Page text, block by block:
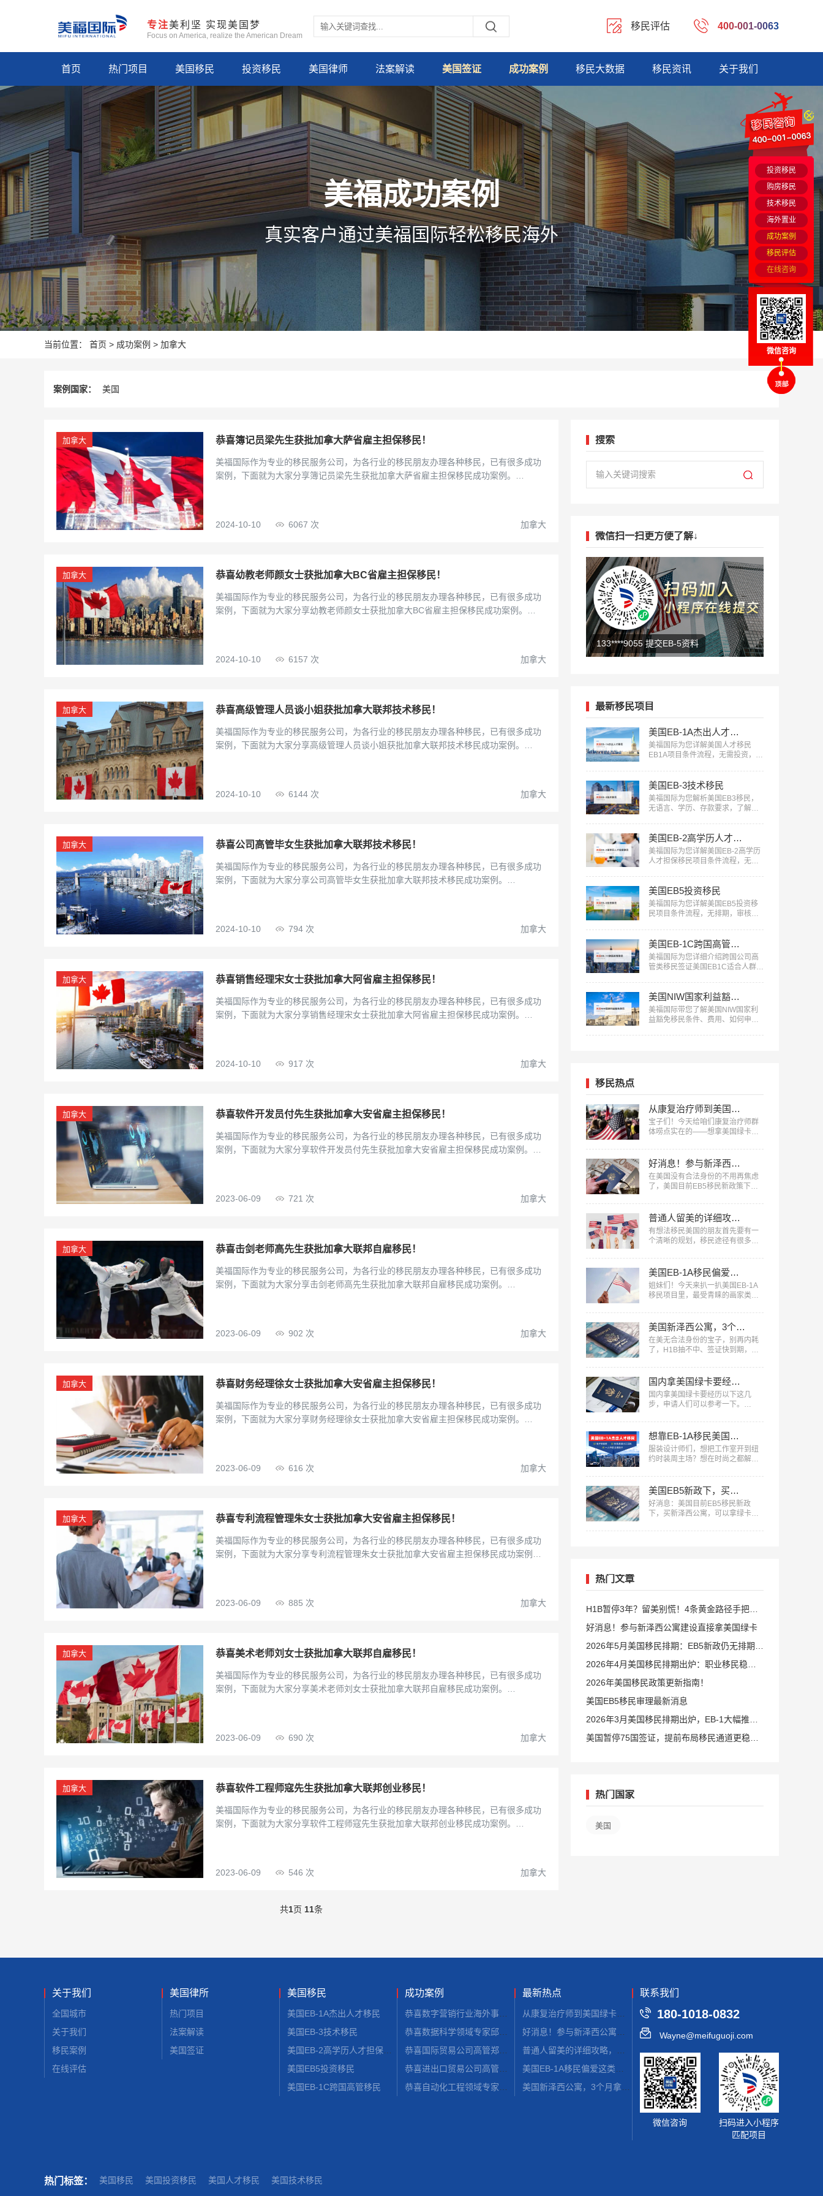
专注美利坚 实现美国梦
Focus on America, realize the American Dream
移民评估 400-001-0063
首页 热门项目 美国移民 投资移民 美国律师 法案解读 美国签证 成功案例 移民大数据 移民资讯 关于我们
美福成功案例
真实客户通过美福国际轻松移民海外
当前位置： 首页 > 成功案例 > 加拿大
案例国家： 美国
加拿大 恭喜簿记员梁先生获批加拿大萨省雇主担保移民！
美福国际作为专业的移民服务公司，为各行业的移民朋友办理各种移民，已有很多成功
案例，下面就为大家分享簿记员梁先生获批加拿大萨省雇主担保移民成功案例。…
2024-10-10 6067 次 加拿大
加拿大 恭喜幼教老师颜女士获批加拿大BC省雇主担保移民！
美福国际作为专业的移民服务公司，为各行业的移民朋友办理各种移民，已有很多成功
案例，下面就为大家分享幼教老师颜女士获批加拿大BC省雇主担保移民成功案例。…
2024-10-10 6157 次 加拿大
加拿大 恭喜高级管理人员谈小姐获批加拿大联邦技术移民！
美福国际作为专业的移民服务公司，为各行业的移民朋友办理各种移民，已有很多成功
案例，下面就为大家分享高级管理人员谈小姐获批加拿大联邦技术移民成功案例。…
2024-10-10 6144 次 加拿大
加拿大 恭喜公司高管毕女生获批加拿大联邦技术移民！
美福国际作为专业的移民服务公司，为各行业的移民朋友办理各种移民，已有很多成功
案例，下面就为大家分享公司高管毕女生获批加拿大联邦技术移民成功案例。…
2024-10-10 794 次 加拿大
加拿大 恭喜销售经理宋女士获批加拿大阿省雇主担保移民！
美福国际作为专业的移民服务公司，为各行业的移民朋友办理各种移民，已有很多成功
案例，下面就为大家分享销售经理宋女士获批加拿大阿省雇主担保移民成功案例。…
2024-10-10 917 次 加拿大
加拿大 恭喜软件开发员付先生获批加拿大安省雇主担保移民！
美福国际作为专业的移民服务公司，为各行业的移民朋友办理各种移民，已有很多成功
案例，下面就为大家分享软件开发员付先生获批加拿大安省雇主担保移民成功案例。…
2023-06-09 721 次 加拿大
加拿大 恭喜击剑老师高先生获批加拿大联邦自雇移民！
美福国际作为专业的移民服务公司，为各行业的移民朋友办理各种移民，已有很多成功
案例，下面就为大家分享击剑老师高先生获批加拿大联邦自雇移民成功案例。…
2023-06-09 902 次 加拿大
加拿大 恭喜财务经理徐女士获批加拿大安省雇主担保移民！
美福国际作为专业的移民服务公司，为各行业的移民朋友办理各种移民，已有很多成功
案例，下面就为大家分享财务经理徐女士获批加拿大安省雇主担保移民成功案例。…
2023-06-09 616 次 加拿大
加拿大 恭喜专利流程管理朱女士获批加拿大安省雇主担保移民！
美福国际作为专业的移民服务公司，为各行业的移民朋友办理各种移民，已有很多成功
案例，下面就为大家分享专利流程管理朱女士获批加拿大安省雇主担保移民成功案例。
2023-06-09 885 次 加拿大
加拿大 恭喜美术老师刘女士获批加拿大联邦自雇移民！
美福国际作为专业的移民服务公司，为各行业的移民朋友办理各种移民，已有很多成功
案例，下面就为大家分享美术老师刘女士获批加拿大联邦自雇移民成功案例。…
2023-06-09 690 次 加拿大
加拿大 恭喜软件工程师寇先生获批加拿大联邦创业移民！
美福国际作为专业的移民服务公司，为各行业的移民朋友办理各种移民，已有很多成功
案例，下面就为大家分享软件工程师寇先生获批加拿大联邦创业移民成功案例。…
2023-06-09 546 次 加拿大
共1页 11条
搜索
微信扫一扫更方便了解↓
139****8876 查看人才移民
最新移民项目
美国EB-1A杰出人才移民
美福国际为您详解美国人才移民
EB1A项目条件流程，无需投资，审
美国EB-3技术移民
美福国际为您解析美国EB3移民，
无语言、学历、存款要求，了解申
美国EB-2高学历人才担保移民
美福国际为您详解美国EB-2高学历
人才担保移民项目条件流程，无需
美国EB5投资移民
美福国际为您详解美国EB5投资移
民项目条件流程，无排期，审核
美国EB-1C跨国高管移民
美福国际为您详细介绍跨国公司高
管类移民签证美国EB1C适合人群、
美国NIW国家利益豁免移民
美福国际带您了解美国NIW国家利
益豁免移民条件、费用、如何申请
移民热点
从康复治疗师到美国绿卡：EB-1A申请的硬核条件与避坑指南
宝子们！今天给咱们康复治疗师群
体唠点实在的——想拿美国绿卡？
道！作为医疗圈里低调又刚需的职
业，咱们康复治疗师其实藏着超多
符合EB-1A移民​的硬核优势，今天
就把申请条件、避坑指南一次性说
透！…
好消息！参与新泽西公寓建设，拿美国绿卡
在美国没有合法身份的不用再焦虑
了，美国目前EB5移民​新政策下，
普通人留美的详细攻略，建议码住！
有想法移民美国的朋友首先要有一
个清晰的规划，移民途径有很多，
竟哪条路更适合自己。下面是我们
整理的几种合法途径，给大家参考
一下，首先明确一点：美国想要的
“人”，要么有钱，要么有才。…
美国EB-1A移民偏爱这类画家！找准定位，绿卡审批速度翻倍
姐妹们！今天来扒一扒美国EB-1A
移民​项目里，最受青睐的画家类
翻倍！…
美国新泽西公寓，3个月拿combo卡！
在美无合法身份的宝子，别再内耗
了，H1B抽不中、签证快到期，真
拿身份，那么这个项目真的别错
过，9月份即将关停，在此之前咱们
现在都能上车。…
国内拿美国绿卡要经历以下这几步
国内拿美国绿卡要经历以下这几
步，申请人们可以参考一下。…
想靠EB-1A移民美国？服装设计师必须知道的申请技巧
服装设计师们，想把工作室开到纽
约时装周主场？想在时尚之都解锁
才移民​，可能就是你实现梦想的快
车道！今天就结合咱们服装行业的
特点，给大家唠唠申请的干货技
巧。…
美国EB5新政下，买新泽西公寓，可以拿绿卡
好消息：美国目前EB5移民​新政
下，买新泽西公寓，可以拿绿卡
热门文章
H1B暂停3年？留美别慌！4条黄金路径手把手
教你留美
好消息！参与新泽西公寓建设直接拿美国绿卡
2026年5月美国移民排期：EB5新政仍无排期！
旧政狂飙5个月！
2026年4月美国移民排期出炉：职业移民稳步
前进，EB5新政依旧无排期
2026年美国移民政策更新指南！
美国EB5移民审理最新消息
2026年3月美国移民排期出炉，EB-1大幅推
进，EB5新政仍无排期
美国暂停75国签证，提前布局移民通道更稳定
热门国家
美国
关于我们
全国城市
关于我们
移民案例
在线评估
美国律所
热门项目
法案解读
美国签证
美国移民
美国EB-1A杰出人才移民
美国EB-3技术移民
美国EB5投资移民
美国EB-1C跨国高管移民
成功案例 最新热点 联系我们
180-1018-0832
Wayne@meifuguoji.com
微信咨询
扫码进入小程序
匹配项目
热门标签： 美国移民 美国投资移民 美国人才移民 美国技术移民
投资移民
购房移民
技术移民
海外置业
成功案例
移民评估
在线咨询
微信咨询